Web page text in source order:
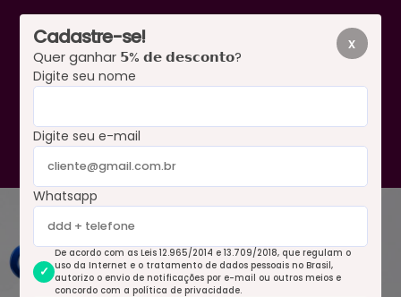
x
Cadastre-se!
Quer ganhar 𝟱% 𝗱𝗲 𝗱𝗲𝘀𝗰𝗼𝗻𝘁𝗼?
Digite seu nome
Digite seu e-mail
Whatsapp
De acordo com as Leis 12.965/2014 e 13.709/2018, que regulam o
uso da Internet e o tratamento de dados pessoais no Brasil,
autorizo o envio de notificações por e-mail ou outros meios e
concordo com a política de privacidade.